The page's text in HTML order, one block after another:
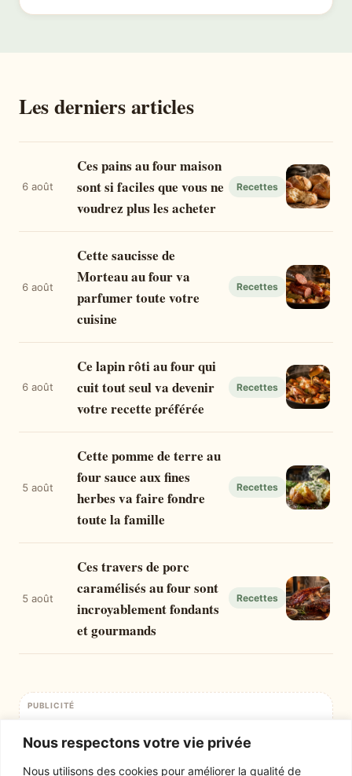
Nous respectons votre vie privée
Nous utilisons des cookies pour améliorer la qualité de
Les derniers articles
6 août
Ces pains au four maison
sont si faciles que vous ne
voudrez plus les acheter
Recettes
6 août
Cette saucisse de
Morteau au four va
parfumer toute votre
cuisine
Recettes
6 août
Ce lapin rôti au four qui
cuit tout seul va devenir
votre recette préférée
Recettes
5 août
Cette pomme de terre au
four sauce aux fines
herbes va faire fondre
toute la famille
Recettes
5 août
Ces travers de porc
caramélisés au four sont
incroyablement fondants
et gourmands
Recettes
PUBLICITÉ
320×100 mobile)